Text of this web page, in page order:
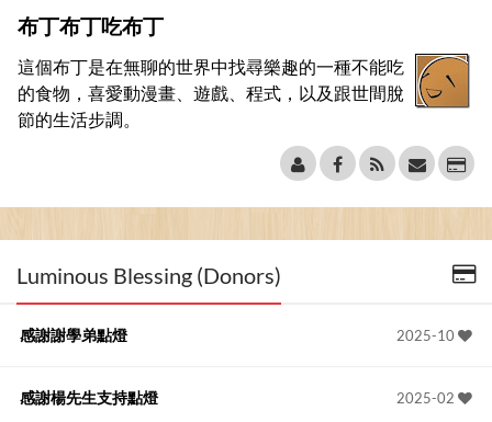
布丁布丁吃布丁
這個布丁是在無聊的世界中找尋樂趣的一種不能吃
的食物，喜愛動漫畫、遊戲、程式，以及跟世間脫
節的生活步調。
Luminous Blessing (Donors)
2025-10
感謝謝學弟點燈
2025-02
感謝楊先生支持點燈